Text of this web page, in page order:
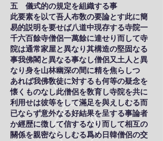
五 儀式的の規定を組織する事
此要素を以て吾人布敎の要論とす此に簡
易的説明を要せば八道中現存する寺院一
千六百餘寺僧侶一萬餘に達せり而して寺
院は通常家屋と異なり其構造の堅固なる
事我佛閣と異なる事なし僧侶又土人と異
なり身を山林幽深の間に精を焦らしつゝ
あれば我佛敎徒に対するも何等の疑念を
懐くものなし此僧侶を敎育し寺院を共に
利用せは彼等をして滿足を與えしむる而
已ならず意外なる好結果を呈する事論者
か經歴に徴して信するなり而して相互の
關係を親密ならしむる爲め日韓僧侶の交